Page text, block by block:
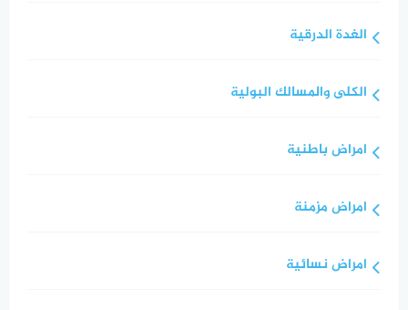
الغدة الدرقية
الكلى والمسالك البولية
امراض باطنية
امراض مزمنة
امراض نسائية